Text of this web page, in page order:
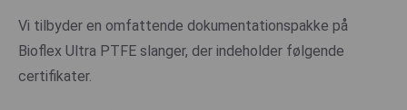
Vi tilbyder en omfattende dokumentationspakke på
Bioflex Ultra PTFE slanger, der indeholder følgende
certifikater.